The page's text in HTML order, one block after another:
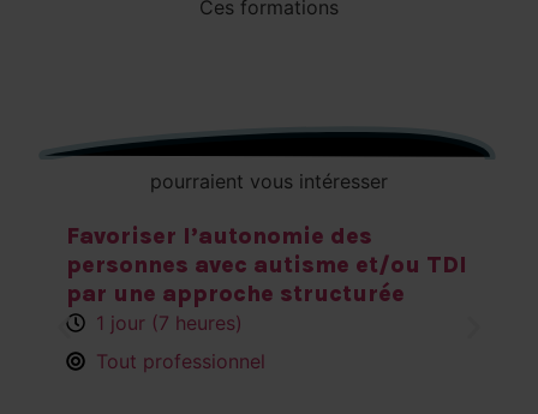
Ces formations
pourraient vous intéresser
des
et/ou TDI
Evaluation et mise en
programme sensoriel
personnalisé pour les